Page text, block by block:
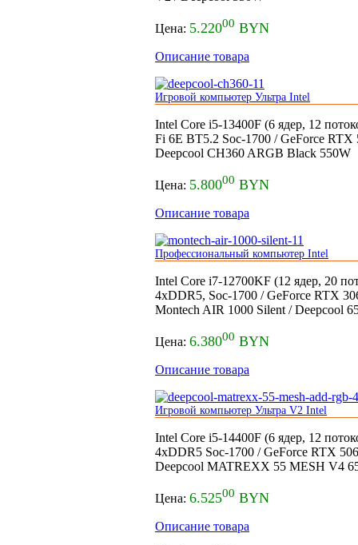
Цена: 5.22000 BYN
Описание товара
Игровой компьютер Ультра Intel
Intel Core i5-13400F (6 ядер, 12
Fi 6E BT5.2 Soc-1700 / GeForce
Deepcool CH360 ARGB Black 550W
Цена: 5.80000 BYN
Описание товара
Профессиональный компьютер Intel
Intel Core i7-12700KF (12 ядер, 20
4xDDR5, Soc-1700 / GeForce RTX
Montech AIR 1000 Silent / Deepcool
Цена: 6.38000 BYN
Описание товара
Игровой компьютер Ультра V2 Intel
Intel Core i5-14400F (6 ядер, 12
4xDDR5 Soc-1700 / GeForce RTX
Deepcool MATREXX 55 MESH V4
Цена: 6.52500 BYN
Описание товара